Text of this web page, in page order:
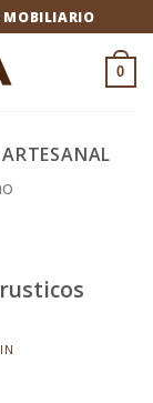
MOBILIARIO
0